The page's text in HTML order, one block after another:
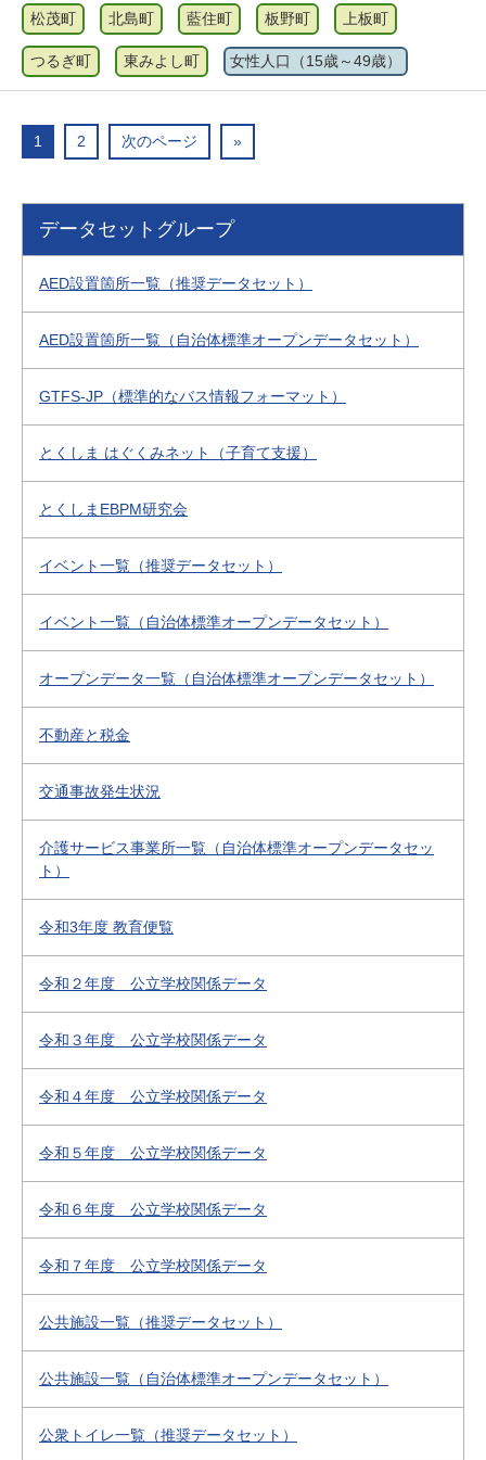
松茂町 北島町 藍住町 板野町 上板町
つるぎ町 東みよし町 女性人口（15歳～49歳）
1 2 次のページ »
データセットグループ
AED設置箇所一覧（推奨データセット）
AED設置箇所一覧（自治体標準オープンデータセット）
GTFS-JP（標準的なバス情報フォーマット）
とくしま はぐくみネット（子育て支援）
とくしまEBPM研究会
イベント一覧（推奨データセット）
イベント一覧（自治体標準オープンデータセット）
オープンデータ一覧（自治体標準オープンデータセット）
不動産と税金
交通事故発生状況
介護サービス事業所一覧（自治体標準オープンデータセッ
ト）
令和3年度 教育便覧
令和２年度 公立学校関係データ
令和３年度 公立学校関係データ
令和４年度 公立学校関係データ
令和５年度 公立学校関係データ
令和６年度 公立学校関係データ
令和７年度 公立学校関係データ
公共施設一覧（推奨データセット）
公共施設一覧（自治体標準オープンデータセット）
公衆トイレ一覧（推奨データセット）